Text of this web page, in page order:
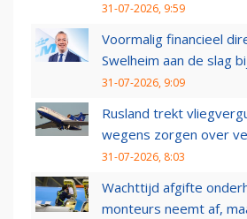
31-07-2026, 9:59
Voormalig financieel
Swelheim aan de slag
31-07-2026, 9:09
Rusland trekt
wegens zorgen over
31-07-2026, 8:03
Wachttijd afgifte
monteurs neemt af,